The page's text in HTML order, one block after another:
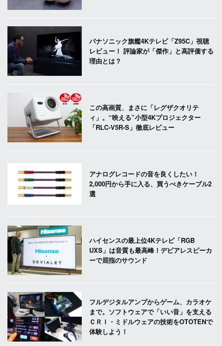
パナソニック旗艦4Kテレビ「Z95C」視聴
レビュー！ 評論家が「傑作」と高評価する
理由とは？
この高画質、まさに「レグザクオリテ
ィ」。“映える”小型4Kプロジェクター
「RLC-V5R-S」徹底レビュー
アナログレコードの音を良くしたい！
2,000円から手に入る、買うべきケーブル2
選
ハイセンスの最上位4Kテレビ「RGB
UXS」は音質も最高峰！デビアレスピーカ
ーで屈指のサウンド
フルデジタルアンプからゲーム、カラオケ
まで。ソフトウェアで「いい音」を支える
ＣＲＩ・ミドルウェアの技術をOTOTENで
体験しよう！